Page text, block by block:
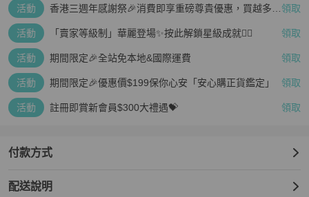
活動
香港三週年感謝祭🎉消費即享重磅尊貴優惠，買越多、 領取
活動 「賣家等級制」華麗登場✨按此解鎖星級成就👆🏻 領取
活動 期間限定🎉全站免本地&國際運費 領取
活動 期間限定🎉優惠價$199保你心安「安心購正貨鑑定」 領取
活動 註冊即賞新會員$300大禮遇💝 領取
付款方式
配送說明